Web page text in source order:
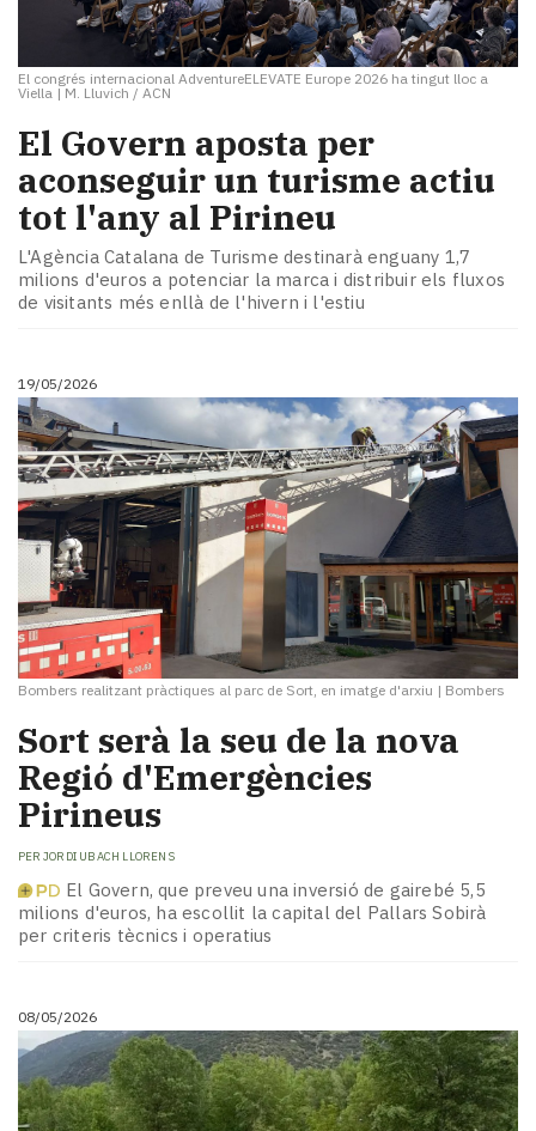
El congrés internacional AdventureELEVATE Europe 2026 ha tingut lloc a
Viella | M. Lluvich / ACN
El Govern aposta per
aconseguir un turisme actiu
tot l'any al Pirineu
L'Agència Catalana de Turisme destinarà enguany 1,7
milions d'euros a potenciar la marca i distribuir els fluxos
de visitants més enllà de l'hivern i l'estiu
19/05/2026
Bombers realitzant pràctiques al parc de Sort, en imatge d'arxiu | Bombers
Sort serà la seu de la nova
Regió d'Emergències
Pirineus
PER JORDI UBACH LLORENS
El Govern, que preveu una inversió de gairebé 5,5
milions d'euros, ha escollit la capital del Pallars Sobirà
per criteris tècnics i operatius
08/05/2026